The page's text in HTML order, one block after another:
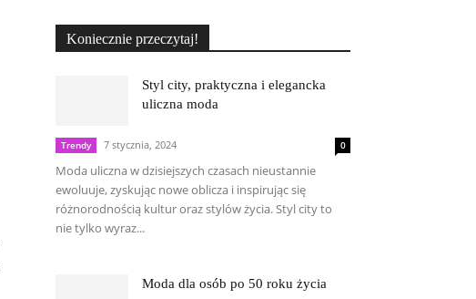
Koniecznie przeczytaj!
Styl city, praktyczna i elegancka
uliczna moda
Trendy 7 stycznia, 2024 0
Moda uliczna w dzisiejszych czasach nieustannie
ewoluuje, zyskując nowe oblicza i inspirując się
różnorodnością kultur oraz stylów życia. Styl city to
nie tylko wyraz...
Moda dla osób po 50 roku życia